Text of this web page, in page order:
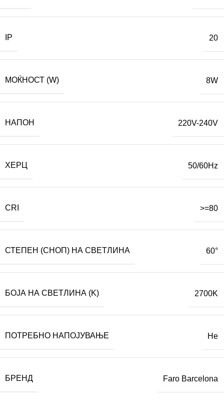
IP 20
МОЌНОСТ (W) 8W
НАПОН 220V-240V
ХЕРЦ 50/60Hz
CRI >=80
СТЕПЕН (СНОП) НА СВЕТЛИНА 60°
БОЈА НА СВЕТЛИНА (K) 2700K
ПОТРЕБНО НАПОЈУВАЊЕ Не
БРЕНД Faro Barcelona